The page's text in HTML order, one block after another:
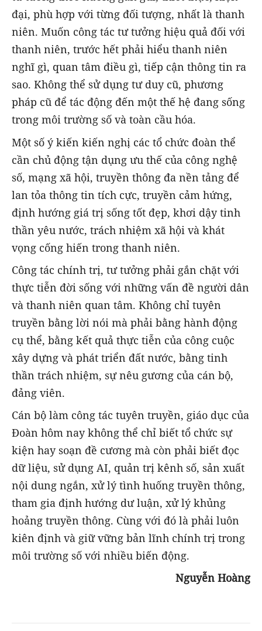
đại, phù hợp với từng đối tượng, nhất là thanh
niên. Muốn công tác tư tưởng hiệu quả đối với
thanh niên, trước hết phải hiểu thanh niên
nghĩ gì, quan tâm điều gì, tiếp cận thông tin ra
sao. Không thể sử dụng tư duy cũ, phương
pháp cũ để tác động đến một thế hệ đang sống
trong môi trường số và toàn cầu hóa.
Một số ý kiến kiến nghị các tổ chức đoàn thể
cần chủ động tận dụng ưu thế của công nghệ
số, mạng xã hội, truyền thông đa nền tảng để
lan tỏa thông tin tích cực, truyền cảm hứng,
định hướng giá trị sống tốt đẹp, khơi dậy tinh
thần yêu nước, trách nhiệm xã hội và khát
vọng cống hiến trong thanh niên.
Công tác chính trị, tư tưởng phải gắn chặt với
thực tiễn đời sống với những vấn đề người dân
và thanh niên quan tâm. Không chỉ tuyên
truyền bằng lời nói mà phải bằng hành động
cụ thể, bằng kết quả thực tiễn của công cuộc
xây dựng và phát triển đất nước, bằng tinh
thần trách nhiệm, sự nêu gương của cán bộ,
đảng viên.
Cán bộ làm công tác tuyên truyền, giáo dục của
Đoàn hôm nay không thể chỉ biết tổ chức sự
kiện hay soạn đề cương mà còn phải biết đọc
dữ liệu, sử dụng AI, quản trị kênh số, sản xuất
nội dung ngắn, xử lý tình huống truyền thông,
tham gia định hướng dư luận, xử lý khủng
hoảng truyền thông. Cùng với đó là phải luôn
kiên định và giữ vững bản lĩnh chính trị trong
môi trường số với nhiều biến động.
Nguyễn Hoàng